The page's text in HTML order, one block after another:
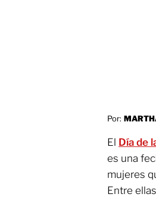
Por:
El Día de
es una
mujeres
Entre